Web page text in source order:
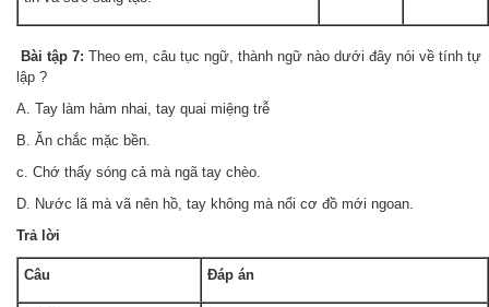
Bài tập 7: Theo em, câu tục ngữ, thành ngữ nào dưới đây nói về tính tự
lập ?
A. Tay làm hàm nhai, tay quai miệng trễ
B. Ăn chắc mặc bền.
c. Chớ thấy sóng cả mà ngã tay chèo.
D. Nước lã mà vã nên hồ, tay không mà nổi cơ đồ mới ngoan.
Trả lời
Câu Đáp án